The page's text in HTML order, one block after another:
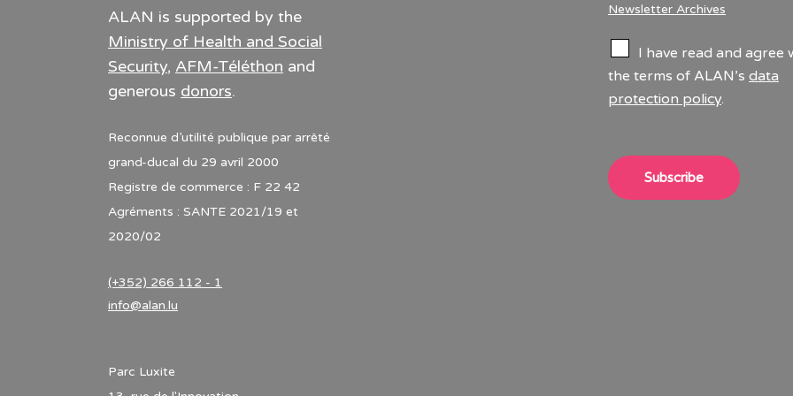
ALAN is supported by the
Ministry of Health and Social
Security, AFM-Téléthon and
generous donors.
Reconnue d’utilité publique par arrêté
grand-ducal du 29 avril 2000
Registre de commerce : F 22 42
Agréments : SANTE 2021/19 et
2020/02
(+352) 266 112 - 1
info@alan.lu
Parc Luxite
Newsletter Archives
e
c
x
e
I have read and agree
the terms of ALAN’s data
protection policy.
Subscribe